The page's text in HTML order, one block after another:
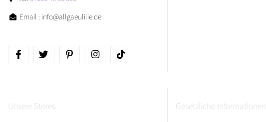
Email : info@allgaeulilie.de
Unsere Stores Gesetzliche Informationen